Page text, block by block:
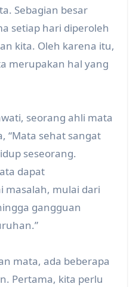
Sebagian besar
setiap hari diperoleh
kita. Oleh karena itu,
merupakan hal yang
seorang ahli mata
“Mata sehat sangat
seseorang.
dapat
masalah, mulai dari
gangguan
mata, ada beberapa
Pertama, kita perlu